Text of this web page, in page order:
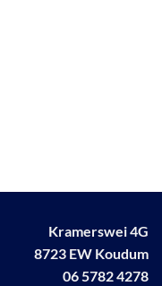
Kramerswei 4G
8723 EW Koudum
06 5782 4278